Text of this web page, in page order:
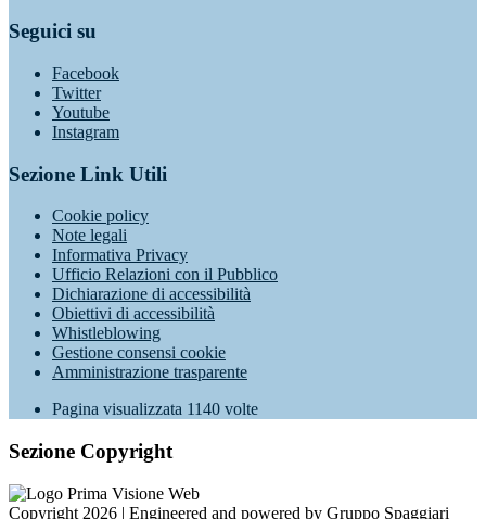
Seguici su
Facebook
Twitter
Youtube
Instagram
Sezione Link Utili
Cookie policy
Note legali
Informativa Privacy
Ufficio Relazioni con il Pubblico
Dichiarazione di accessibilità
Obiettivi di accessibilità
Whistleblowing
Gestione consensi cookie
Amministrazione trasparente
Pagina visualizzata 1140 volte
Sezione Copyright
Copyright 2026 | Engineered and powered by Gruppo Spaggiari